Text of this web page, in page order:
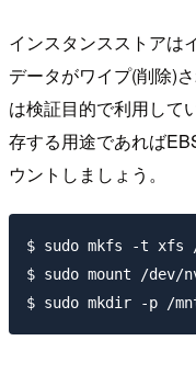
インスタンスストアは
データがワイプ(削除)
は検証目的で利用して
存する用途であれば
ウントしましょう。
$ sudo mkfs -t xfs /
$ sudo mount /dev/